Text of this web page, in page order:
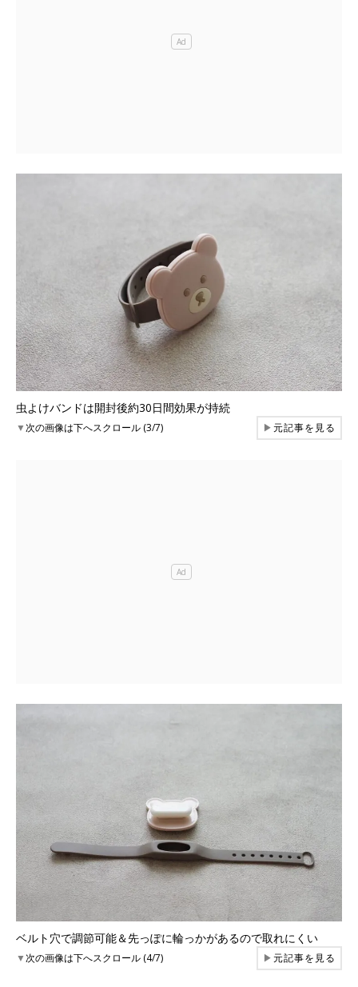
虫よけバンドは開封後約30日間効果が持続
▼次の画像は下へスクロール (3/7) ▶元記事を見る
ベルト穴で調節可能＆先っぽに輪っかがあるので取れにくい
▼次の画像は下へスクロール (4/7) ▶元記事を見る